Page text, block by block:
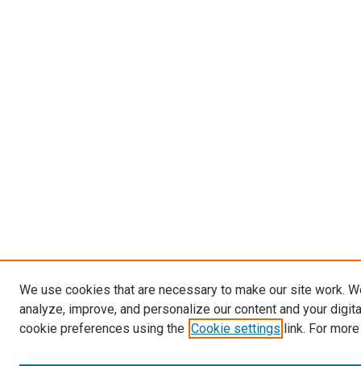
We use cookies that are necessary to make our site work.
analyze, improve, and personalize our content and your
cookie preferences using the Cookie settings link. For